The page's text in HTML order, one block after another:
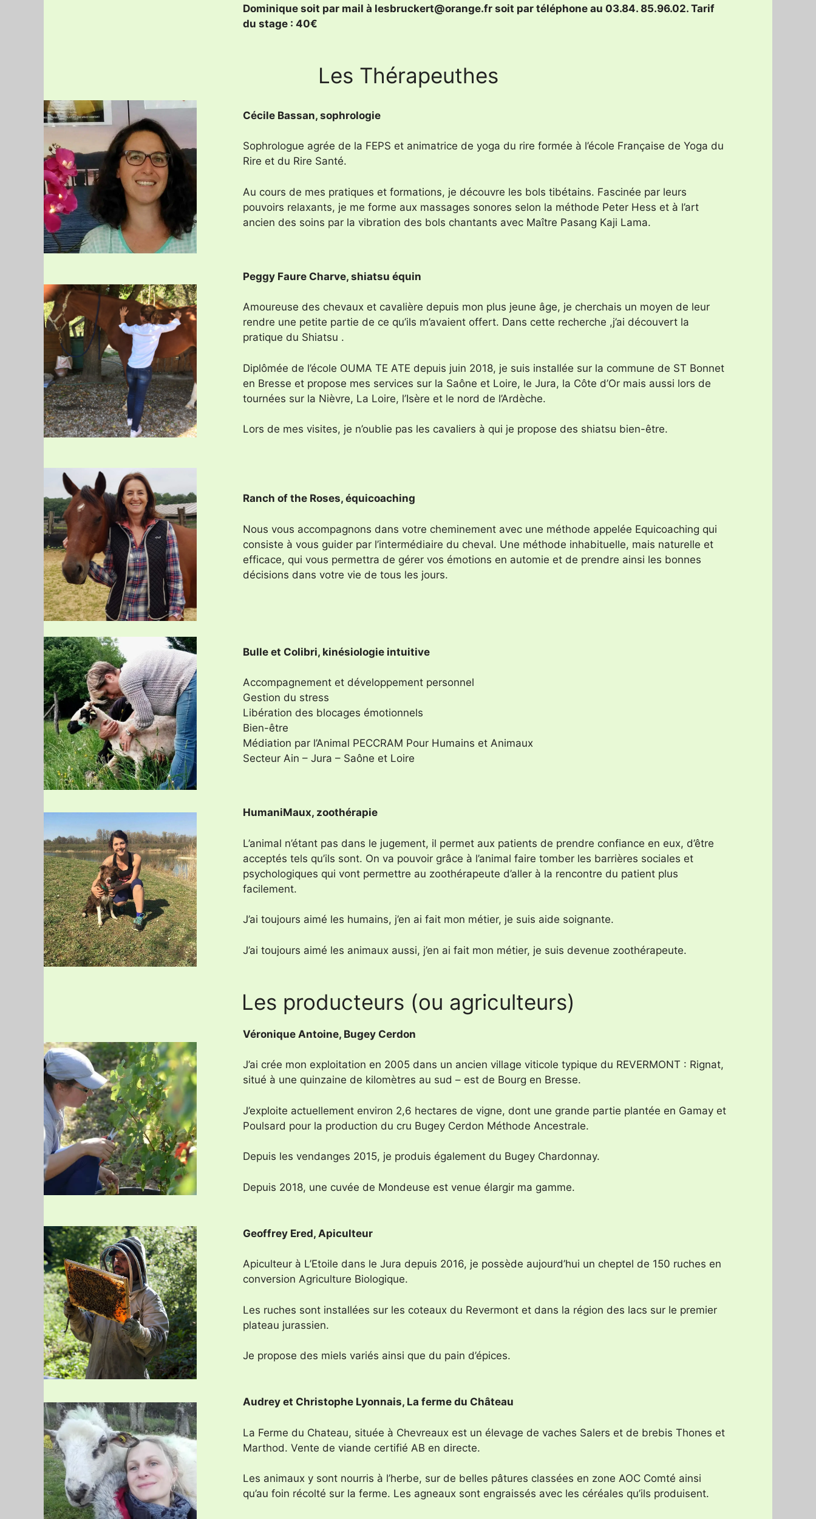
Dominique soit par mail à lesbruckert@orange.fr soit par téléphone au 03.84. 85.96.02. Tarif
du stage : 40€
Les Thérapeuthes
Cécile Bassan, sophrologie
Sophrologue agrée de la FEPS et animatrice de yoga du rire formée à l’école Française de Yoga du
Rire et du Rire Santé.
Au cours de mes pratiques et formations, je découvre les bols tibétains. Fascinée par leurs
pouvoirs relaxants, je me forme aux massages sonores selon la méthode Peter Hess et à l’art
ancien des soins par la vibration des bols chantants avec Maître Pasang Kaji Lama.
Peggy Faure Charve, shiatsu équin
Amoureuse des chevaux et cavalière depuis mon plus jeune âge, je cherchais un moyen de leur
rendre une petite partie de ce qu’ils m’avaient offert. Dans cette recherche ,j’ai découvert la
pratique du Shiatsu .
Diplômée de l’école OUMA TE ATE depuis juin 2018, je suis installée sur la commune de ST Bonnet
en Bresse et propose mes services sur la Saône et Loire, le Jura, la Côte d’Or mais aussi lors de
tournées sur la Nièvre, La Loire, l’Isère et le nord de l’Ardèche.
Lors de mes visites, je n’oublie pas les cavaliers à qui je propose des shiatsu bien-être.
Ranch of the Roses, équicoaching
Nous vous accompagnons dans votre cheminement avec une méthode appelée Equicoaching qui
consiste à vous guider par l’intermédiaire du cheval. Une méthode inhabituelle, mais naturelle et
efficace, qui vous permettra de gérer vos émotions en automie et de prendre ainsi les bonnes
décisions dans votre vie de tous les jours.
Bulle et Colibri, kinésiologie intuitive
Accompagnement et développement personnel
Gestion du stress
Libération des blocages émotionnels
Bien-être
Médiation par l’Animal PECCRAM Pour Humains et Animaux
Secteur Ain – Jura – Saône et Loire
HumaniMaux, zoothérapie
L’animal n’étant pas dans le jugement, il permet aux patients de prendre confiance en eux, d’être
acceptés tels qu’ils sont. On va pouvoir grâce à l’animal faire tomber les barrières sociales et
psychologiques qui vont permettre au zoothérapeute d’aller à la rencontre du patient plus
facilement.
J’ai toujours aimé les humains, j’en ai fait mon métier, je suis aide soignante.
J’ai toujours aimé les animaux aussi, j’en ai fait mon métier, je suis devenue zoothérapeute.
Les producteurs (ou agriculteurs)
Véronique Antoine, Bugey Cerdon
J’ai crée mon exploitation en 2005 dans un ancien village viticole typique du REVERMONT : Rignat,
situé à une quinzaine de kilomètres au sud – est de Bourg en Bresse.
J’exploite actuellement environ 2,6 hectares de vigne, dont une grande partie plantée en Gamay et
Poulsard pour la production du cru Bugey Cerdon Méthode Ancestrale.
Depuis les vendanges 2015, je produis également du Bugey Chardonnay.
Depuis 2018, une cuvée de Mondeuse est venue élargir ma gamme.
Geoffrey Ered, Apiculteur
Apiculteur à L’Etoile dans le Jura depuis 2016, je possède aujourd’hui un cheptel de 150 ruches en
conversion Agriculture Biologique.
Les ruches sont installées sur les coteaux du Revermont et dans la région des lacs sur le premier
plateau jurassien.
Je propose des miels variés ainsi que du pain d’épices.
Audrey et Christophe Lyonnais, La ferme du Château
La Ferme du Chateau, située à Chevreaux est un élevage de vaches Salers et de brebis Thones et
Marthod. Vente de viande certifié AB en directe.
Les animaux y sont nourris à l’herbe, sur de belles pâtures classées en zone AOC Comté ainsi
qu’au foin récolté sur la ferme. Les agneaux sont engraissés avec les céréales qu’ils produisent.